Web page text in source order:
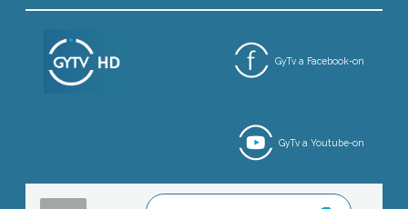
GyTv a Facebook-on
GyTv a Youtube-on